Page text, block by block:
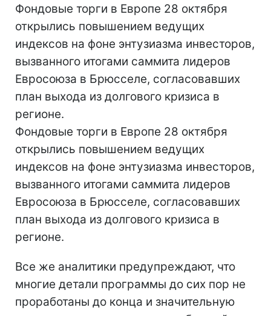
Фондовые торги в Европе 28 октября
открылись повышением ведущих
индексов на фоне энтузиазма инвесторов,
вызванного итогами саммита лидеров
Евросоюза в Брюсселе, согласовавших
план выхода из долгового кризиса в
регионе.
Фондовые торги в Европе 28 октября
открылись повышением ведущих
индексов на фоне энтузиазма инвесторов,
вызванного итогами саммита лидеров
Евросоюза в Брюсселе, согласовавших
план выхода из долгового кризиса в
регионе.
Все же аналитики предупреждают, что
многие детали программы до сих пор не
проработаны до конца и значительную